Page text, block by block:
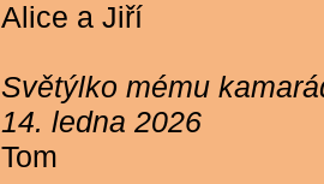
Alice a Jiří
Světýlko mému
14. ledna 2026
Tom